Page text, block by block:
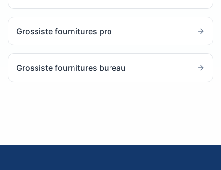
Grossiste fournitures pro
Grossiste fournitures bureau